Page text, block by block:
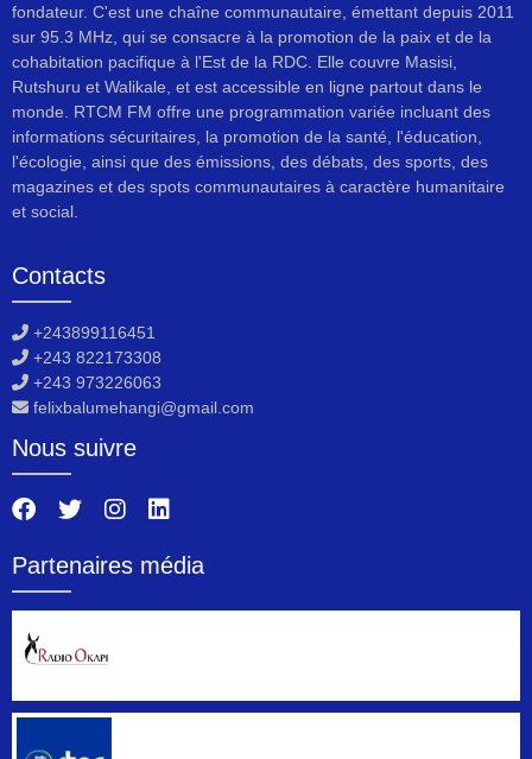
fondateur. C'est une chaîne communautaire, émettant depuis 2011
sur 95.3 MHz, qui se consacre à la promotion de la paix et de la
cohabitation pacifique à l'Est de la RDC. Elle couvre Masisi,
Rutshuru et Walikale, et est accessible en ligne partout dans le
monde. RTCM FM offre une programmation variée incluant des
informations sécuritaires, la promotion de la santé, l'éducation,
l'écologie, ainsi que des émissions, des débats, des sports, des
magazines et des spots communautaires à caractère humanitaire
et social.
Contacts
+243899116451
+243 822173308
+243 973226063
felixbalumehangi@gmail.com
Nous suivre
Partenaires média